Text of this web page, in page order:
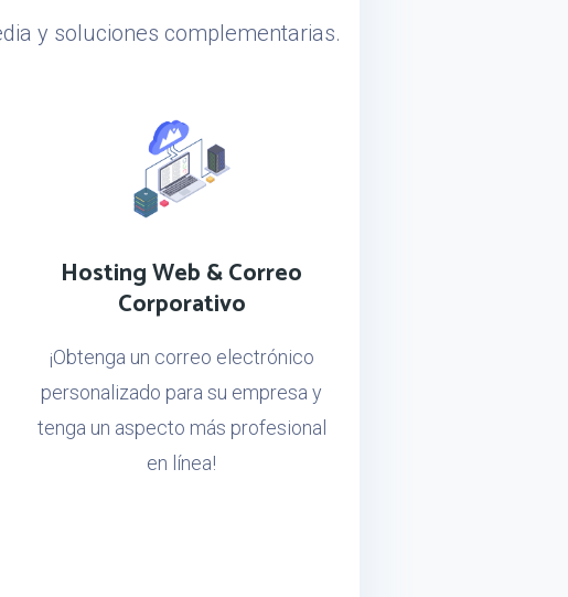
y soluciones complementarias.
Hosting Web & Correo
Corporativo
¡Obtenga un correo electrónico
personalizado para su empresa y
tenga un aspecto más profesional
en línea!